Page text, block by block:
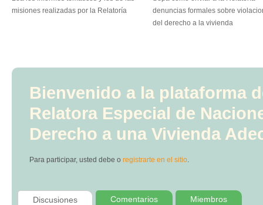
misiones realizadas por la Relatoría
denuncias formales sobre
del derecho a la vivienda
Bienvenido a la plataforma
Relatora Especial de
Derecho a una Vivienda
Para participar, usted debe o registrarte en el sitio.
Discusiones Comentarios Miembros